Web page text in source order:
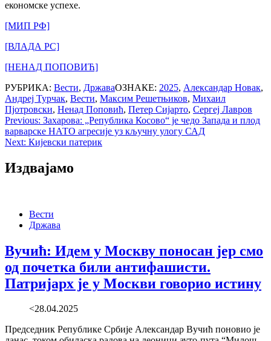
економске успехе.
[МИП РФ]
[ВЛАДА РС]
[НЕНАД ПОПОВИЋ]
РУБРИКА: Вести, ДржаваОЗНАКЕ: 2025, Александар Новак,
Андреј Турчак, Вести, Максим Решетњиков, Михаил
Пјотровски, Ненад Поповић, Петер Сијарто, Сергеј Лавров
Post
navigation
Previous: Захарова: „Република Косово“ је чедо Запада и плод
варварске НАТО агресије уз кључну улогу САД
Next: Кијевски патерик
Издвајамо
Вести
Држава
Вучић: Идем у Москву поносан јер смо
од почетка били антифашисти.
Патријарх је у Москви говорио истину
<28.04.2025
Председник Републике Србије Александар Вучић поновио је